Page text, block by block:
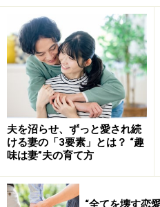
義理だけのお付き合いを「
思うか「ストレスになるか
い」と思うかは、その人次
をしてもSNSでは盛んに交
るので、親しさの定義自体
もしれません。
しくできる──友達とは、そ
夫を沼らせ、ずっと愛され続
ける妻の「3要素」とは？ “趣
味は妻”夫の育て方
“全てを壊す恋